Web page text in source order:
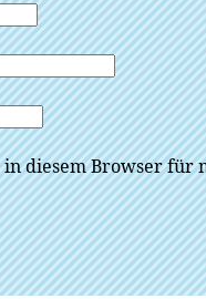
diesem Browser für